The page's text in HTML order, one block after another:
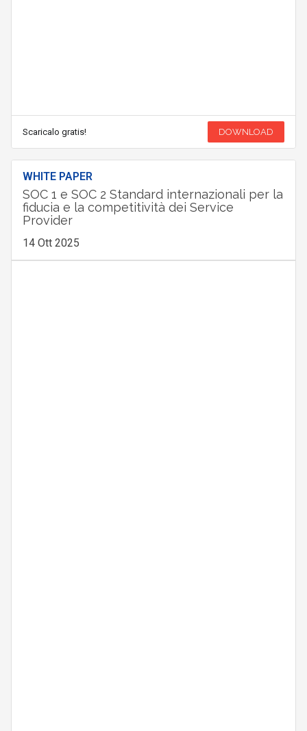
Scaricalo gratis! DOWNLOAD
WHITE PAPER
SOC 1 e SOC 2 Standard internazionali per la
fiducia e la competitività dei Service
Provider
14 Ott 2025